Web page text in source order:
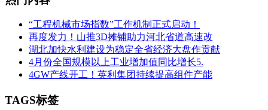
“工程机械市场指数”工作机制正式启动！
再度发力！山推3D摊铺助力河北省道高速改
湖北加快水利建设为稳定全省经济大盘作贡献
4月份全国规模以上工业增加值同比增长5.
4GW产线开工！英利集团持续提高组件产能
TAGS标签